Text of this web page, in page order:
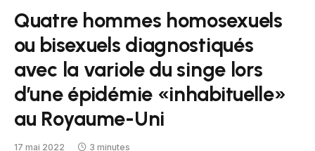
Quatre hommes homosexuels
ou bisexuels diagnostiqués
avec la variole du singe lors
d’une épidémie «inhabituelle»
au Royaume-Uni
17 mai 2022 3 minutes